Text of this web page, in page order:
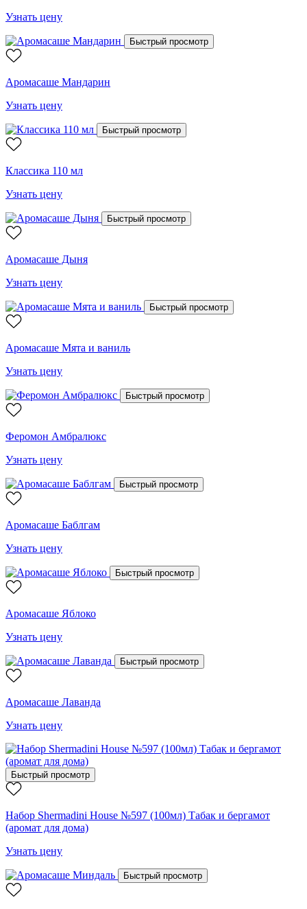
Узнать цену
Быстрый просмотр
Аромасаше Мандарин
Узнать цену
Быстрый просмотр
Классика 110 мл
Узнать цену
Быстрый просмотр
Аромасаше Дыня
Узнать цену
Быстрый просмотр
Аромасаше Мята и ваниль
Узнать цену
Быстрый просмотр
Феромон Амбралюкс
Узнать цену
Быстрый просмотр
Аромасаше Баблгам
Узнать цену
Быстрый просмотр
Аромасаше Яблоко
Узнать цену
Быстрый просмотр
Аромасаше Лаванда
Узнать цену
Быстрый просмотр
Набор Shermadini House №597 (100мл) Табак и бергамот
(аромат для дома)
Узнать цену
Быстрый просмотр